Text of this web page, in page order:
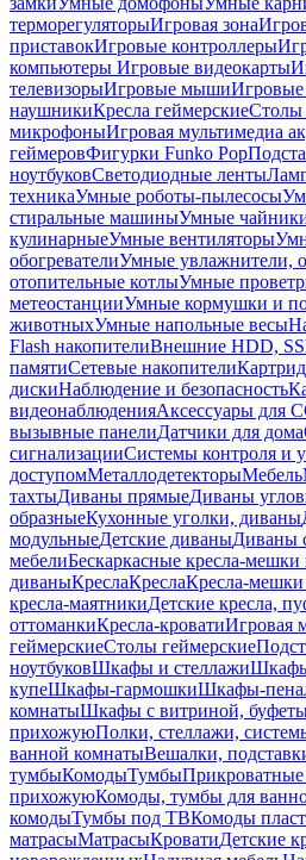
терморегуляторыИгровая зона
приставокИгровые контроллеры
компьютеры Игровые видеокарты
телевизорыИгровые мышиИгровые
наушникиКресла геймерскиеСтолы
микрофоныИгровая мультимедиа
геймеровФигурки Funko Pop
ноутбуковСветодиодные ленты
техникаУмные роботы-пылесосы
стиральные машиныУмные
кулинарныеУмные вентиляторы
обогревателиУмные увлажнители,
отопительные котлыУмные
метеостанцииУмные кормушки и
животныхУмные напольные весы
Flash накопителиВнешние HDD,
памятиСетевые накопители
дискиНаблюдение и безопасность
видеонаблюденияАксессуары для
вызывные панелиДатчики для дома
сигнализацииСистемы контроля и
доступомМеталлодетекторыМебель
тахтыДиваны прямыеДиваны
образныеКухонные уголки, диваны
модульныеДетские диваныДиваны
мебелиБескаркасные кресла-
диваныКреслаКреслаКресла-
кресла-маятникиДетские кресла,
оттоманкиКресла-кроватиИгровая
геймерскиеСтолы геймерские
ноутбуковШкафы и стеллажи
купеШкафы-гармошкиШкафы-
комнатыШкафы с витриной,
прихожуюПолки, стеллажи,
ванной комнатыВешалки,
тумбыКомодыТумбы
прихожуюКомоды, тумбы для
комодыТумбы под ТВКомоды
матрасыМатрасыКроватиДетские